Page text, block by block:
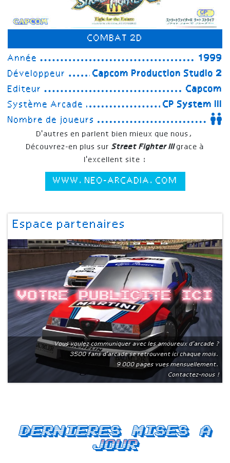
COMBAT 2D
Année
1999
Développeur
Capcom Production Studio 2
Editeur
Capcom
Système Arcade
CP System III
Nombre de joueurs
D'autres en parlent bien mieux que nous,
Découvrez-en plus sur Street Fighter IIIgrace à
l'excellent site :
WWW.NEO-ARCADIA.COM
Espace partenaires
Votre publicite ici
Vous voulez communiquer avec les amoureux d'arcade ?
3500 fans d'arcade se retrouvent ici chaque mois.
9 000 pages vues mensuellement.
Contactez-nous !
Dernieres mises a
jour